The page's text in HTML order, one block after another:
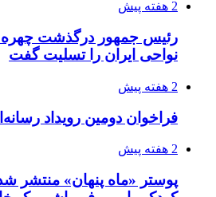
2 هفته پیش
رئیس جمهور درگذشت چهره
نواحی ایران را تسلیت گفت
2 هفته پیش
فراخوان دومین رویداد
2 هفته پیش
پوستر «ماه پنهان» منتشر